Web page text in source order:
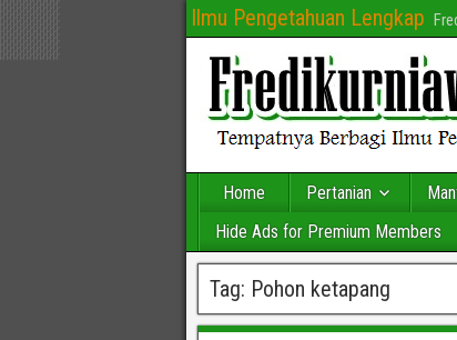
Ilmu Pengetahuan Lengkap
Home Pertanian
Hide Ads for Premium Members
Tag: Pohon ketapang